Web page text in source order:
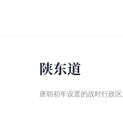
陕东道
唐朝初年设置的战时行政